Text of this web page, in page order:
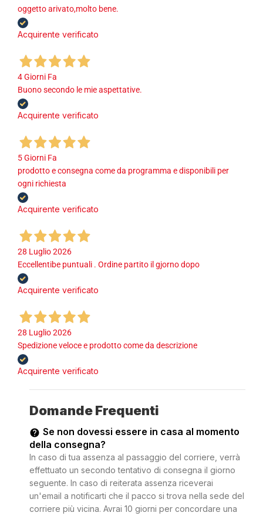
oggetto arivato,molto bene.
Acquirente verificato
4 Giorni Fa
Buono secondo le mie aspettative.
Acquirente verificato
5 Giorni Fa
prodotto e consegna come da programma e disponibili per
ogni richiesta
Acquirente verificato
28 Luglio 2026
Eccellentibe puntuali . Ordine partito il gjorno dopo
Acquirente verificato
28 Luglio 2026
Spedizione veloce e prodotto come da descrizione
Acquirente verificato
Domande Frequenti
Se non dovessi essere in casa al momento
della consegna?
In caso di tua assenza al passaggio del corriere, verrà
effettuato un secondo tentativo di consegna il giorno
seguente. In caso di reiterata assenza riceverai
un'email a notificarti che il pacco si trova nella sede del
corriere più vicina. Avrai 10 giorni per concordare una